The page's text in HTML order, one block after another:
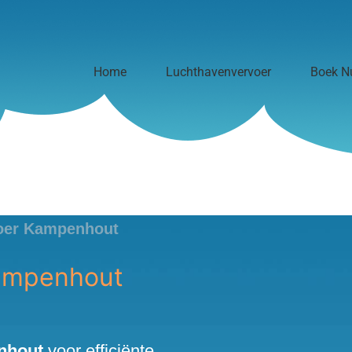
Home Luchthavenvervoer Boek
Kampenhout